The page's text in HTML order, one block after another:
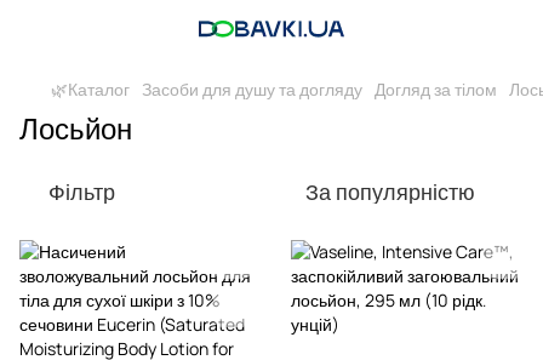
🌿Каталог Засоби для душу та догляду Догляд за тілом
Лосьйон
Фільтр За популярністю